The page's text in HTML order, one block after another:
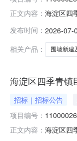
正文内容： 海淀区四
XM001项
发布时间： 2026-07-
相关产品：
围墙新建
海淀区四季青镇
招标｜招标公告
项目编号：
正文内容： 海淀区四